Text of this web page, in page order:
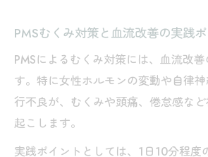
PMSむくみ対策と血流改善の実践
PMSによるむくみ対策には、血流改
す。特に女性ホルモンの変動や自律
行不良が、むくみや頭痛、倦怠感な
起こします。
実践ポイントとしては、1日10分程度